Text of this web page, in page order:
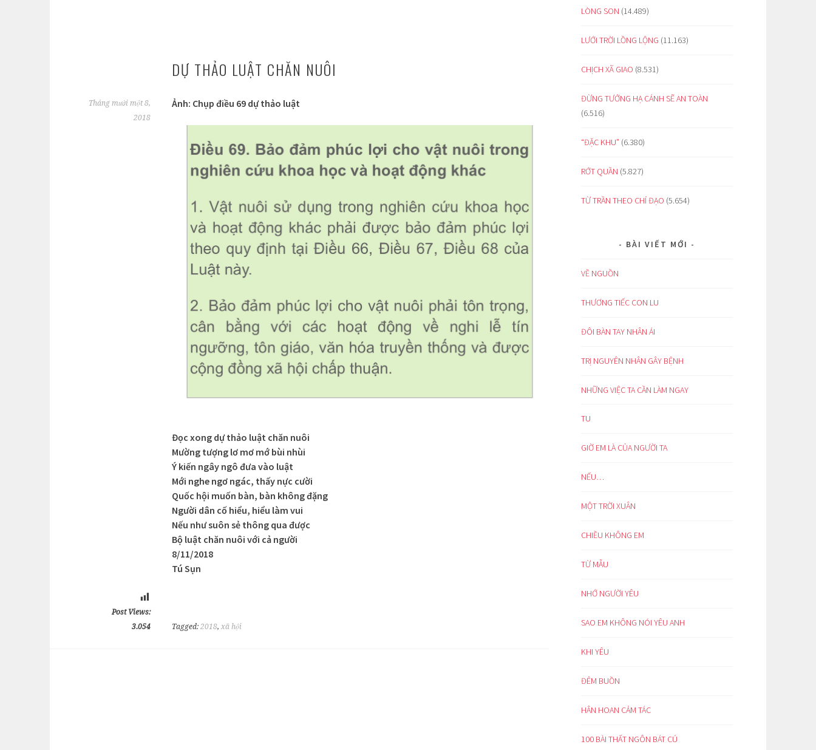
DỰ THẢO LUẬT CHĂN NUÔI
Tháng mười một 8,
2018
Ảnh: Chụp điều 69 dự thảo luật
Đọc xong dự thảo luật chăn nuôi
Mường tượng lơ mơ mớ bùi nhùi
Ý kiến ngây ngô đưa vào luật
Mới nghe ngơ ngác, thấy nực cười
Quốc hội muốn bàn, bàn không đặng
Người dân cố hiểu, hiểu làm vui
Nếu như suôn sẻ thông qua được
Bộ luật chăn nuôi với cả người
8/11/2018
Tú Sụn
Post Views:
3.054
Tagged: 2018, xã hội
LÒNG SON (14.489)
LƯỚI TRỜI LỒNG LỘNG (11.163)
CHỊCH XÃ GIAO (8.531)
ĐỪNG TƯỞNG HẠ CÁNH SẼ AN TOÀN
(6.516)
“ĐẶC KHU” (6.380)
RỚT QUẦN (5.827)
TỪ TRẦN THEO CHỈ ĐẠO (5.654)
BÀI VIẾT MỚI
VỀ NGUỒN
THƯƠNG TIẾC CON LU
ĐÔI BÀN TAY NHÂN ÁI
TRỊ NGUYÊN NHÂN GÂY BỆNH
NHỮNG VIỆC TA CẦN LÀM NGAY
TU
GIỜ EM LÀ CỦA NGƯỜI TA
NẾU…
MỘT TRỜI XUÂN
CHIỀU KHÔNG EM
TỪ MẪU
NHỚ NGƯỜI YÊU
SAO EM KHÔNG NÓI YÊU ANH
KHI YÊU
ĐÊM BUỒN
HÂN HOAN CẢM TÁC
100 BÀI THẤT NGÔN BÁT CÚ